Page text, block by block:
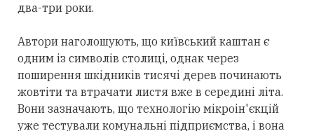
два-три роки.
Автори наголошують, що київський каштан є
одним із символів столиці, однак через
поширення шкідників тисячі дерев починають
жовтіти та втрачати листя вже в середині літа.
Вони зазначають, що технологію мікроін'єкцій
уже тестували комунальні підприємства, і вона